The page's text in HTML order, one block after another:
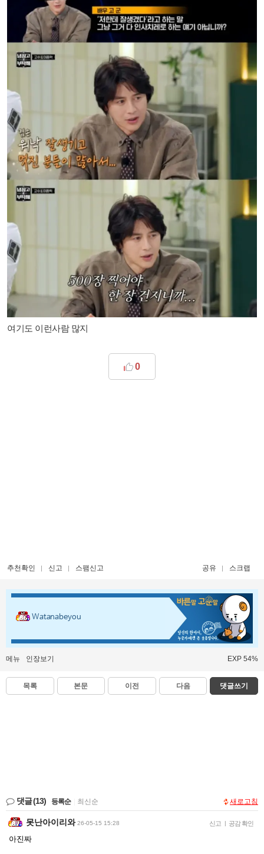
여기도 이런사람 많지
0
추천확인 신고 스팸신고 공유 스크랩
Watanabeyou
메뉴 인장보기 EXP 54%
목록 본문 이전 다음 댓글쓰기
댓글(13) 등록순 최신순 새로고침
못난아이리와 26-05-15 15:28 신고 | 공감 확인
아진짜